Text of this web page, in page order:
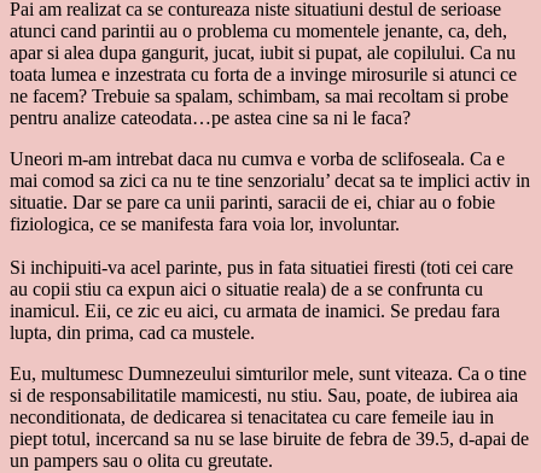
Pai am realizat ca se contureaza niste situatiuni destul de serioase
atunci cand parintii au o problema cu momentele jenante, ca, deh,
apar si alea dupa gangurit, jucat, iubit si pupat, ale copilului. Ca nu
toata lumea e inzestrata cu forta de a invinge mirosurile si atunci ce
ne facem? Trebuie sa spalam, schimbam, sa mai recoltam si probe
pentru analize cateodata…pe astea cine sa ni le faca?
Uneori m-am intrebat daca nu cumva e vorba de sclifoseala. Ca e
mai comod sa zici ca nu te tine senzorialu’ decat sa te implici activ in
situatie. Dar se pare ca unii parinti, saracii de ei, chiar au o fobie
fiziologica, ce se manifesta fara voia lor, involuntar.
Si inchipuiti-va acel parinte, pus in fata situatiei firesti (toti cei care
au copii stiu ca expun aici o situatie reala) de a se confrunta cu
inamicul. Eii, ce zic eu aici, cu armata de inamici. Se predau fara
lupta, din prima, cad ca mustele.
Eu, multumesc Dumnezeului simturilor mele, sunt viteaza. Ca o tine
si de responsabilitatile mamicesti, nu stiu. Sau, poate, de iubirea aia
neconditionata, de dedicarea si tenacitatea cu care femeile iau in
piept totul, incercand sa nu se lase biruite de febra de 39.5, d-apai de
un pampers sau o olita cu greutate.